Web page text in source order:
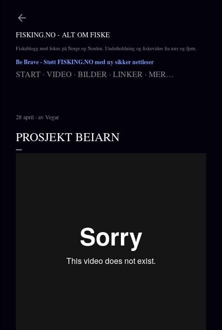
FISKING.NO - ALT OM FISKE
Fiskeblogg med fokus på Norge og Norden. Underholdning og fiskevideo fra nær og fjern.
Be Brave- Støtt FISKING.NO med ny sikker nettleser
START VIDEO BILDER LINKER MER…
28 april avVegar
PROSJEKT BEIARN